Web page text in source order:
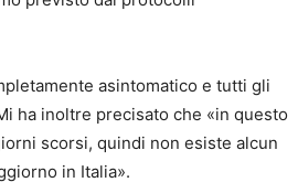
asintomatico e tutti gli
ha inoltre precisato che «in questo
scorsi, quindi non esiste alcun
in Italia».